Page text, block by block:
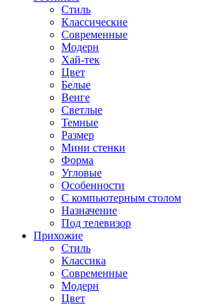
Стиль
Классические
Современные
Модерн
Хай-тек
Цвет
Белые
Венге
Светлые
Темные
Размер
Мини стенки
Форма
Угловые
Особенности
С компьютерным столом
Назначение
Под телевизор
Прихожие
Стиль
Классика
Современные
Модерн
Цвет